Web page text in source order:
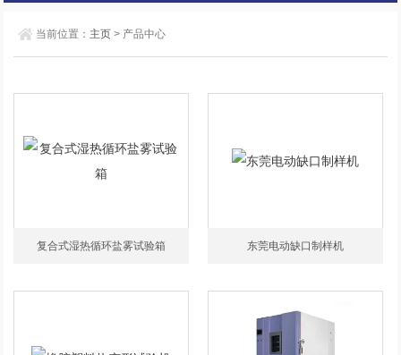
当前位置： 主页 > 产品中心
复合式湿热循环盐雾试验箱 东莞电动缺口制样机